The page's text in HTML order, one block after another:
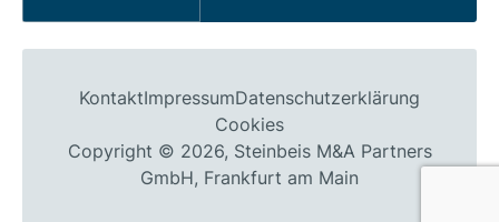
KontaktImpressumDatenschutzerklärung
Cookies
Copyright © 2026, Steinbeis M&A Partners
GmbH, Frankfurt am Main